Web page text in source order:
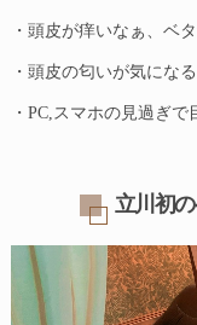
・頭皮が痒いなぁ、ベタ
・頭皮の匂いが気になる
・PC,スマホの見過ぎで
立川初